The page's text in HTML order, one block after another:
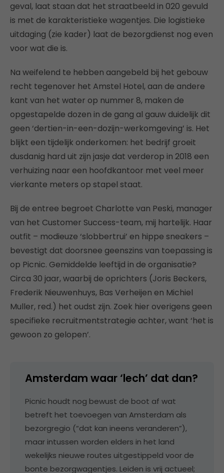
geval, laat staan dat het straatbeeld in 020 gevuld
is met de karakteristieke wagentjes. Die logistieke
uitdaging (zie kader) laat de bezorgdienst nog even
voor wat die is.
Na weifelend te hebben aangebeld bij het gebouw
recht tegenover het Amstel Hotel, aan de andere
kant van het water op nummer 8, maken de
opgestapelde dozen in de gang al gauw duidelijk dit
geen ‘dertien-in-een-dozijn-werkomgeving’ is. Het
blijkt een tijdelijk onderkomen: het bedrijf groeit
dusdanig hard uit zijn jasje dat verderop in 2018 een
verhuizing naar een hoofdkantoor met veel meer
vierkante meters op stapel staat.
Bij de entree begroet Charlotte van Peski, manager
van het Customer Success-team, mij hartelijk. Haar
outfit – modieuze ‘slobbertrui’ en hippe sneakers –
bevestigt dat doorsnee geenszins van toepassing is
op Picnic. Gemiddelde leeftijd in de organisatie?
Circa 30 jaar, waarbij de oprichters (Joris Beckers,
Frederik Nieuwenhuys, Bas Verheijen en Michiel
Muller, red.) het oudst zijn. Zoek hier overigens geen
specifieke recruitmentstrategie achter, want ‘het is
gewoon zo gelopen’.
Amsterdam waar ‘lech’ dat dan?
Picnic houdt nog bewust de boot af wat
betreft het toevoegen van Amsterdam als
bezorgregio (“dat kan ineens veranderen”),
maar intussen worden elders in het land
wekelijks nieuwe routes uitgestippeld voor de
bonte bezorgwagentjes. Leiden is vrij actueel;